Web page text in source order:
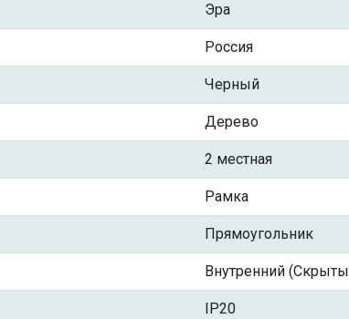
Эра
Россия
Черный
Дерево
2 местная
Рамка
Прямоугольник
Внутренний
IP20